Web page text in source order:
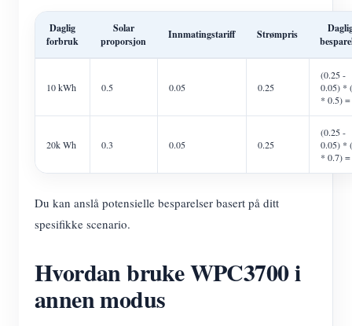
Daglig
forbruk
Solar
proporsjon
Innmatingstariff Strømpris
10 kWh 0.5 0.05 0.25
(0.25 -
0.05) *
* 0.5)
20k Wh 0.3 0.05 0.25
(0.25 -
0.05) *
* 0.7)
Du kan anslå potensielle besparelser basert på ditt
spesifikke scenario.
Hvordan bruke WPC3700 i
annen modus